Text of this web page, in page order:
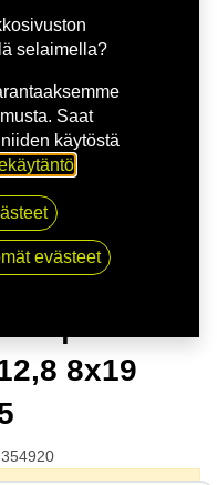
112 E35 C66,46 R12,8
8x19
354920
selaimella?
Saat
käytöstä
evästeet